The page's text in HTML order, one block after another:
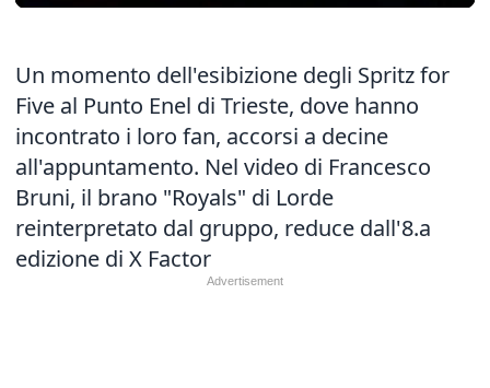
Un momento dell'esibizione degli Spritz for
Five al Punto Enel di Trieste, dove hanno
incontrato i loro fan, accorsi a decine
all'appuntamento. Nel video di Francesco
Bruni, il brano "Royals" di Lorde
reinterpretato dal gruppo, reduce dall'8.a
edizione di X Factor